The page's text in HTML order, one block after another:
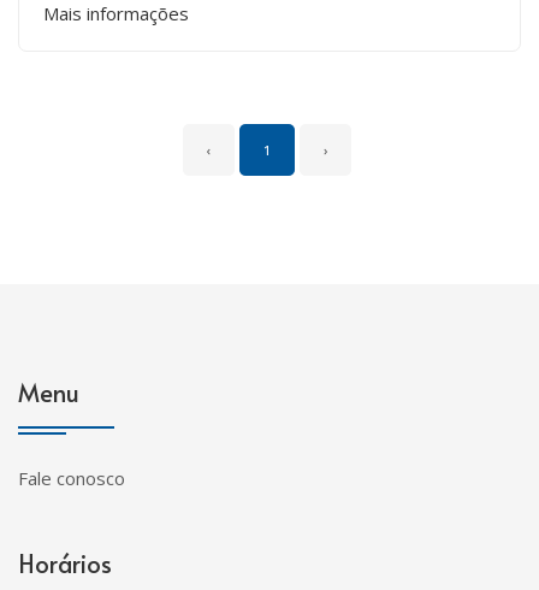
Mais informações
‹ 1 ›
Menu
Fale conosco
Horários